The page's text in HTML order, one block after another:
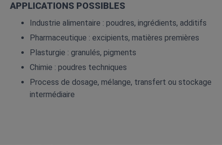
APPLICATIONS POSSIBLES
Industrie alimentaire : poudres, ingrédients, additifs
Pharmaceutique : excipients, matières premières
Plasturgie : granulés, pigments
Chimie : poudres techniques
Process de dosage, mélange, transfert ou stockage
intermédiaire